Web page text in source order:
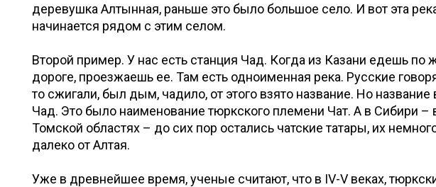
деревушка Алтынная, раньше это было большое село. И вот эта
начинается рядом с этим селом.
Второй пример. У нас есть станция Чад. Когда из Казани едешь по
дороге, проезжаешь ее. Там есть одноименная река. Русские
то сжигали, был дым, чадило, от этого взято название. Но название
Чад. Это было наименование тюркского племени Чат. А в Сибири –
Томской областях – до сих пор остались чатские татары, их
далеко от Алтая.
Уже в древнейшее время, ученые считают, что в IV-V веках,